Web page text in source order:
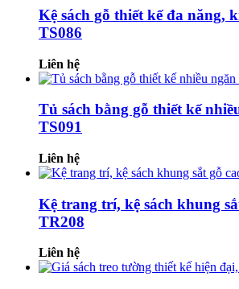
Kệ sách gỗ thiết kế đa năng,
TS086
Liên hệ
Tủ sách bằng gỗ thiết kế
TS091
Liên hệ
Kệ trang trí, kệ sách khung
TR208
Liên hệ